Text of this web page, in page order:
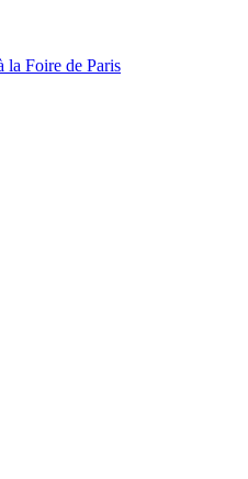
la Foire de Paris